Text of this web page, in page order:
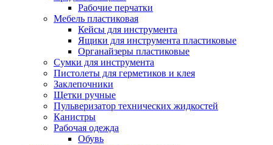
Рабочие перчатки
Мебель пластиковая
Кейсы для инструмента
Ящики для инструмента пластиковые
Органайзеры пластиковые
Сумки для инструмента
Пистолеты для герметиков и клея
Заклепочники
Щетки ручные
Пульверизатор технических жидкостей
Канистры
Рабочая одежда
Обувь